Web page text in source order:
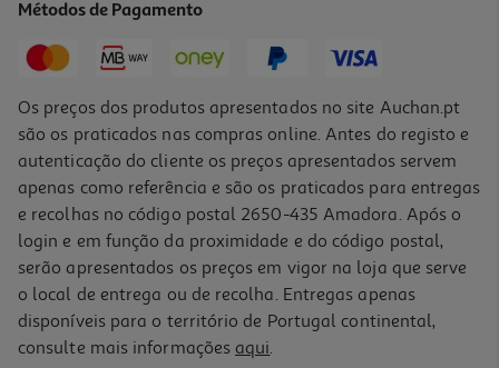
Ração Para Cão Adulto Libra Frango 14kg
Métodos de Pagamento
Os preços dos produtos apresentados no site Auchan.pt
são os praticados nas compras online. Antes do registo e
autenticação do cliente os preços apresentados servem
apenas como referência e são os praticados para entregas
e recolhas no código postal 2650-435 Amadora. Após o
login e em função da proximidade e do código postal,
serão apresentados os preços em vigor na loja que serve
o local de entrega ou de recolha. Entregas apenas
disponíveis para o território de Portugal continental,
consulte mais informações aqui.